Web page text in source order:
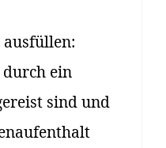
durch ein
sind und